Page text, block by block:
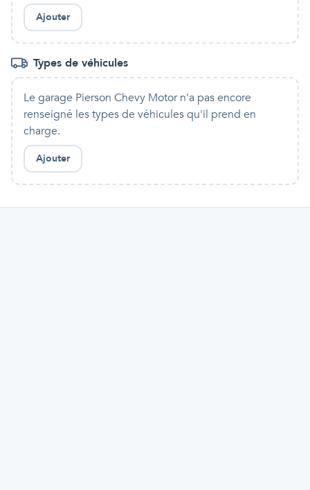
Ajouter
Types de véhicules
Le garage Pierson Chevy Motorn'a pas encore
renseigné les types de véhicules qu'il prend en
charge.
Ajouter